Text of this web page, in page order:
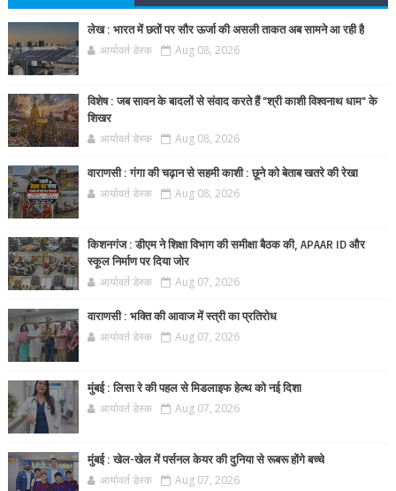
लेख : भारत में छतों पर सौर ऊर्जा की असली ताकत अब सामने आ रही है
आर्यावर्त डेस्क Aug 08, 2026
विशेष : जब सावन के बादलों से संवाद करते हैं "श्री काशी विश्वनाथ धाम" के
शिखर
आर्यावर्त डेस्क Aug 08, 2026
वाराणसी : गंगा की चढ़ान से सहमी काशी : छूने को बेताब खतरे की रेखा
आर्यावर्त डेस्क Aug 08, 2026
किशनगंज : डीएम ने शिक्षा विभाग की समीक्षा बैठक की, APAAR ID और
स्कूल निर्माण पर दिया जोर
आर्यावर्त डेस्क Aug 07, 2026
वाराणसी : भक्ति की आवाज में स्त्री का प्रतिरोध
आर्यावर्त डेस्क Aug 07, 2026
मुंबई : लिसा रे की पहल से मिडलाइफ हेल्थ को नई दिशा
आर्यावर्त डेस्क Aug 07, 2026
मुंबई : खेल-खेल में पर्सनल केयर की दुनिया से रूबरू होंगे बच्चे
आर्यावर्त डेस्क Aug 07, 2026